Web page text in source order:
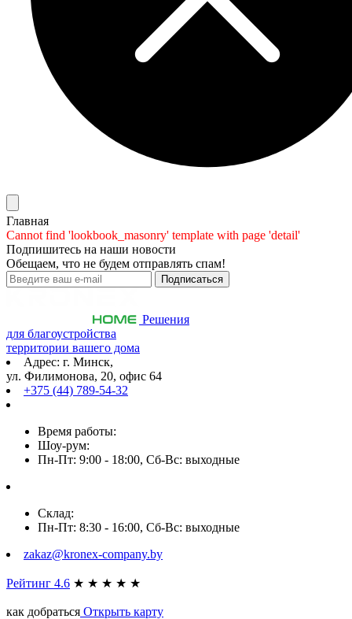
Главная
Cannot find 'lookbook_masonry' template with page 'detail'
Подпишитесь на наши новости
Обещаем, что не будем отправлять спам!
Решения
для благоустройства
территории вашего дома
Адрес: г. Минск,
ул. Филимонова, 20, офис 64
+375 (44) 789-54-32
Время работы:
Шоу-рум:
Пн-Пт: 9:00 - 18:00, Сб-Вс: выходные
Склад:
Пн-Пт: 8:30 - 16:00, Сб-Вс: выходные
zakaz@kronex-company.by
Рейтинг 4.6 ★ ★ ★ ★ ★
как добраться Открыть карту